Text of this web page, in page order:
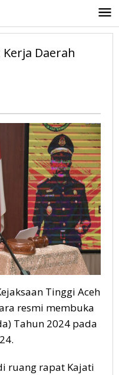
Daerah
Tinggi Aceh
resmi membuka
Tahun 2024 pada
ruang rapat Kajati